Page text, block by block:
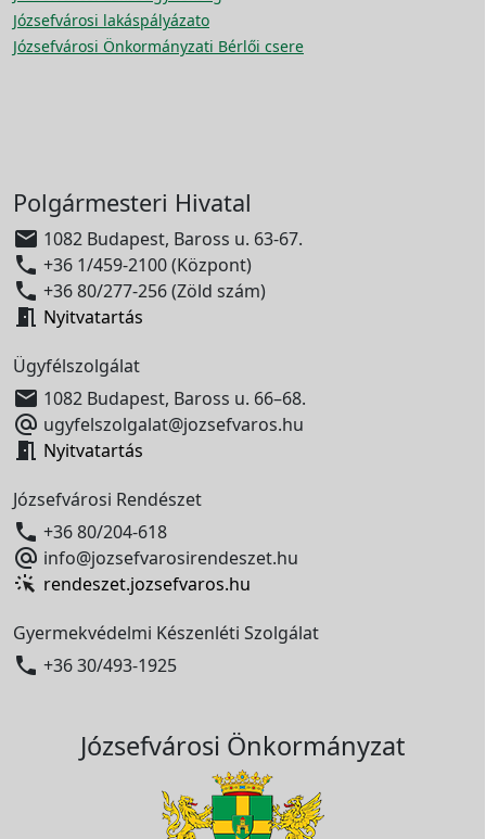
Józsefvárosi lakáspályázato
Józsefvárosi Önkormányzati Bérlői csere
Polgármesteri Hivatal
 1082 Budapest, Baross u. 63-67.
 +36 1/459-2100 (Központ)
 +36 80/277-256 (Zöld szám)
 Nyitvatartás
Ügyfélszolgálat
 1082 Budapest, Baross u. 66–68.
 ugyfelszolgalat@jozsefvaros.hu
 Nyitvatartás
Józsefvárosi Rendészet
 +36 80/204-618
 info@jozsefvarosirendeszet.hu
rendeszet.jozsefvaros.hu
Gyermekvédelmi Készenléti Szolgálat
 +36 30/493-1925
Józsefvárosi Önkormányzat